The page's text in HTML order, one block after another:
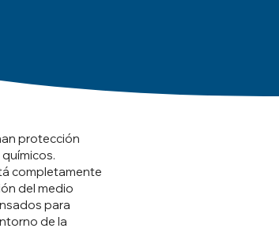
protección
completamente
del medio
para
de la